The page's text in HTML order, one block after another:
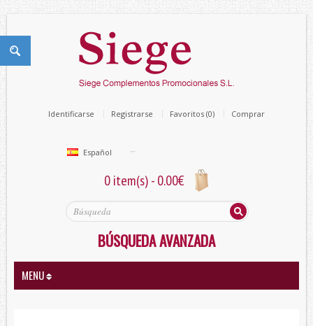
Español
Identificarse Registrarse Favoritos (0) Comprar
0 item(s) - 0.00€
BÚSQUEDA AVANZADA
MENU